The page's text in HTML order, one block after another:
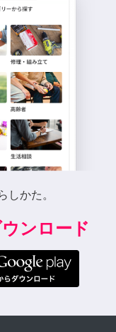
しかた。
ンロード